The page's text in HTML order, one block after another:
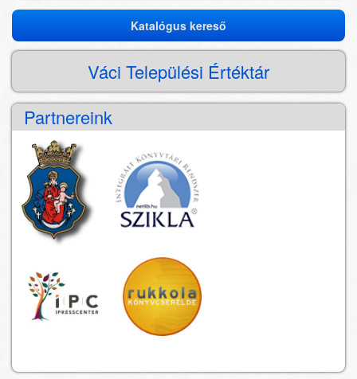
Katalógus
kereső
Katalógus kereső
Váci Települési Értéktár
Partnereink